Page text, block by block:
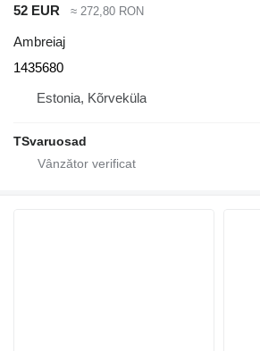
52 EUR ≈ 272,80 RON
Ambreiaj
1435680
Estonia, Kõrveküla
TSvaruosad